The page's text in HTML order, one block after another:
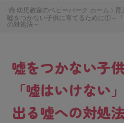
幼児教室のベビーパーク ホーム
嘘をつかない子供に育てるために①～
の対処法～
嘘をつかない子
「嘘はいけない
出る嘘への対処